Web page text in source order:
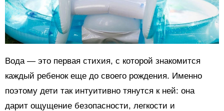
Вода — это первая стихия, с которой знакомится
каждый ребенок еще до своего рождения. Именно
поэтому дети так интуитивно тянутся к ней: она
дарит ощущение безопасности, легкости и